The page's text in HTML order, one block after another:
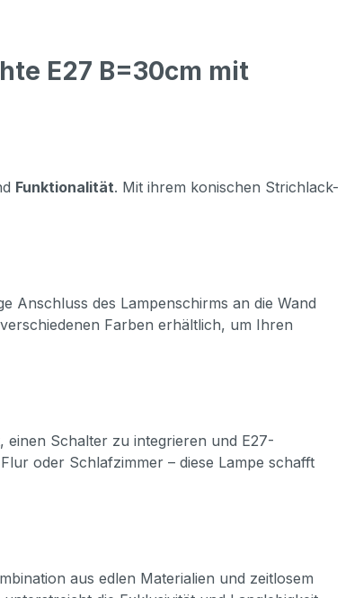
E27 B=30cm mit
Funktionalität. Mit ihrem konischen Strichlack-
Anschluss des Lampenschirms an die Wand
Farben erhältlich, um Ihren
einen Schalter zu integrieren und E27-
oder Schlafzimmer – diese Lampe schafft
aus edlen Materialien und zeitlosem